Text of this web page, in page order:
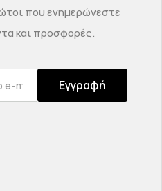
που ενημερώνεστε
και προσφορές.
Εγγραφή